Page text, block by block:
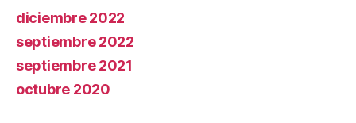
diciembre 2022
septiembre 2022
septiembre 2021
octubre 2020